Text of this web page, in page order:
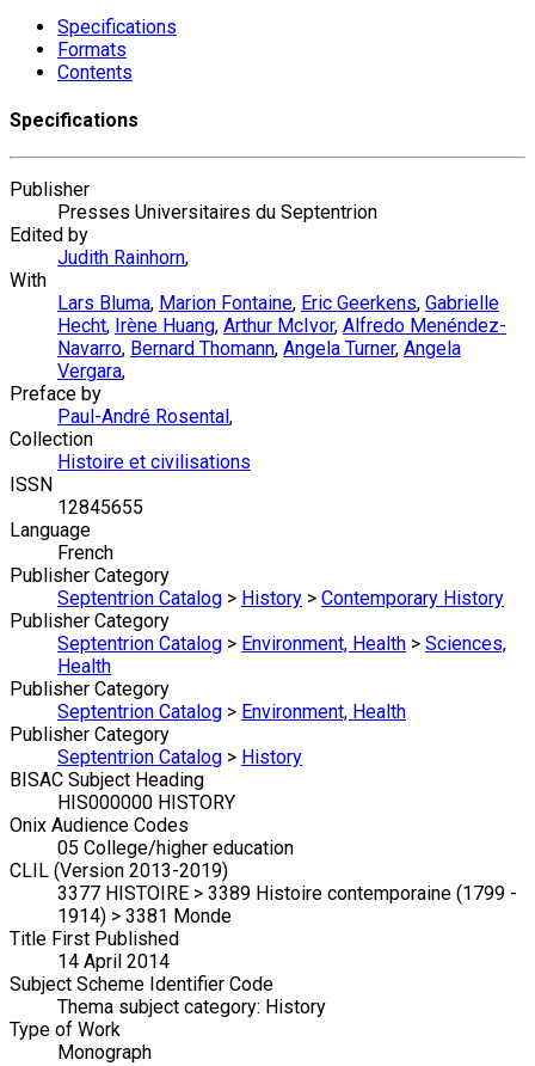
Specifications
Formats
Contents
Specifications
Publisher
Presses Universitaires du Septentrion
Edited by
Judith Rainhorn,
With
Lars Bluma, Marion Fontaine, Eric Geerkens, Gabrielle
Hecht, Irène Huang, Arthur McIvor, Alfredo Menéndez-
Navarro, Bernard Thomann, Angela Turner, Angela
Vergara,
Preface by
Paul-André Rosental ,
Collection
Histoire et civilisations
ISSN
12845655
Language
French
Publisher Category
Septentrion Catalog > History > Contemporary History
Publisher Category
Septentrion Catalog > Environment, Health > Sciences,
Health
Publisher Category
Septentrion Catalog > Environment, Health
Publisher Category
Septentrion Catalog > History
BISAC Subject Heading
HIS000000 HISTORY
Onix Audience Codes
05 College/higher education
CLIL (Version 2013-2019)
3377 HISTOIRE > 3389 Histoire contemporaine (1799 -
1914) > 3381 Monde
Title First Published
14 April 2014
Subject Scheme Identifier Code
Thema subject category: History
Type of Work
Monograph